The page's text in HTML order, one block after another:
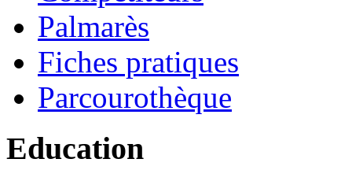
Palmarès
Fiches pratiques
Parcourothèque
Education